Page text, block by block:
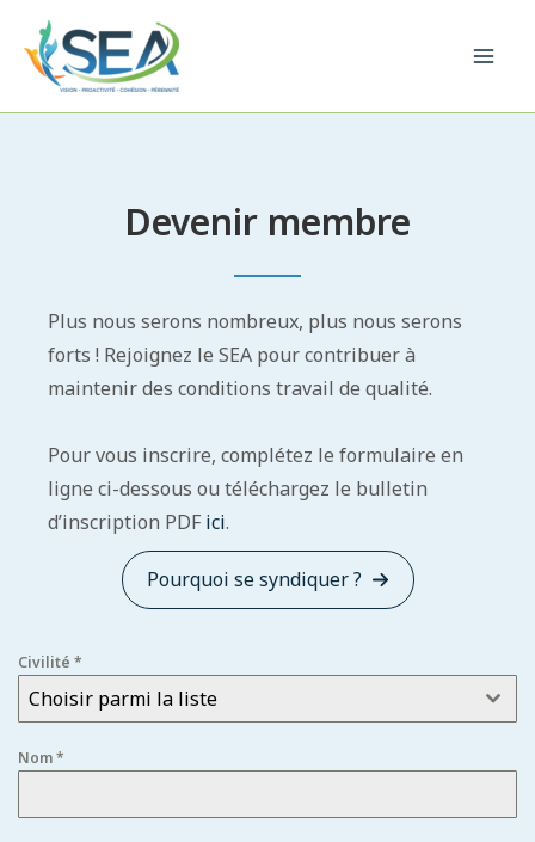
contenu
Devenir membre
Plus nous serons nombreux, plus nous serons
forts ! Rejoignez le SEA pour contribuer à
maintenir des conditions travail de qualité.
Pour vous inscrire, complétez le formulaire en
ligne ci-dessous ou téléchargez le bulletin
d’inscription PDF ici.
Pourquoi se syndiquer ?
Civilité *
Choisir parmi la liste
Nom*